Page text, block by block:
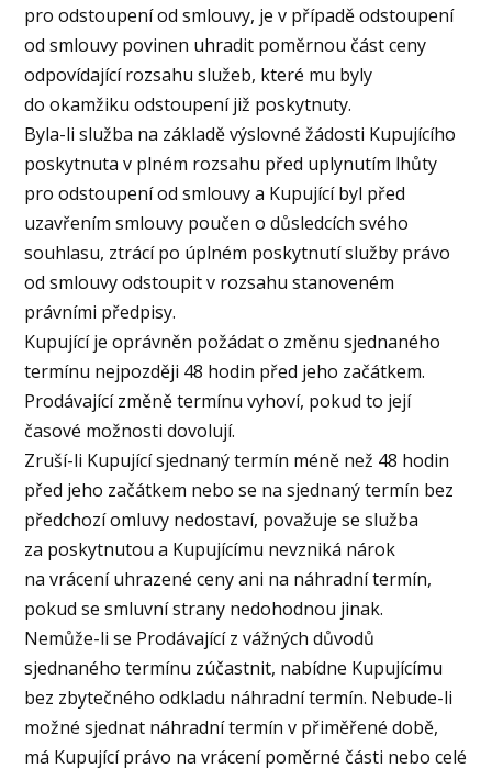
pro odstoupení od smlouvy, je v případě odstoupení
od smlouvy povinen uhradit poměrnou část ceny
odpovídající rozsahu služeb, které mu byly
do okamžiku odstoupení již poskytnuty.
Byla-li služba na základě výslovné žádosti Kupujícího
poskytnuta v plném rozsahu před uplynutím lhůty
pro odstoupení od smlouvy a Kupující byl před
uzavřením smlouvy poučen o důsledcích svého
souhlasu, ztrácí po úplném poskytnutí služby právo
od smlouvy odstoupit v rozsahu stanoveném
právními předpisy.
Kupující je oprávněn požádat o změnu sjednaného
termínu nejpozději 48 hodin před jeho začátkem.
Prodávající změně termínu vyhoví, pokud to její
časové možnosti dovolují.
Zruší-li Kupující sjednaný termín méně než 48 hodin
před jeho začátkem nebo se na sjednaný termín bez
předchozí omluvy nedostaví, považuje se služba
za poskytnutou a Kupujícímu nevzniká nárok
na vrácení uhrazené ceny ani na náhradní termín,
pokud se smluvní strany nedohodnou jinak.
Nemůže-li se Prodávající z vážných důvodů
sjednaného termínu zúčastnit, nabídne Kupujícímu
bez zbytečného odkladu náhradní termín. Nebude-li
možné sjednat náhradní termín v přiměřené době,
má Kupující právo na vrácení poměrné části nebo celé